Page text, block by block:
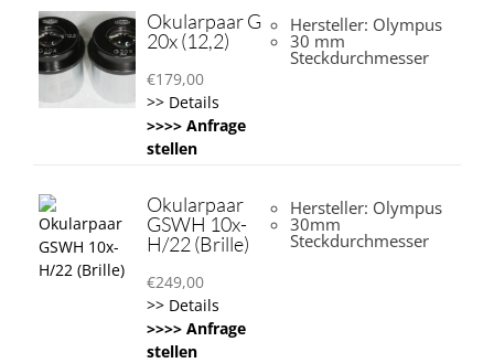
Okularpaar G
20x (12,2)
€179,00
>> Details
>>>> Anfrage
stellen
Hersteller: Olympus
30 mm
Steckdurchmesser
Okularpaar
GSWH 10x-
H/22 (Brille)
€249,00
>> Details
>>>> Anfrage
stellen
Hersteller: Olympus
30mm
Steckdurchmesser